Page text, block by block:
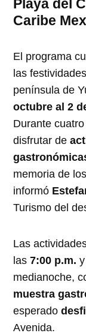
Playa del
Caribe
El programa
las
península de
octubre al 2
Durante
disfrutar de
memoria de
informó
Turismo del
Las
las7:00 p.m.
medianoche,
muestra
esperado
Avenida.